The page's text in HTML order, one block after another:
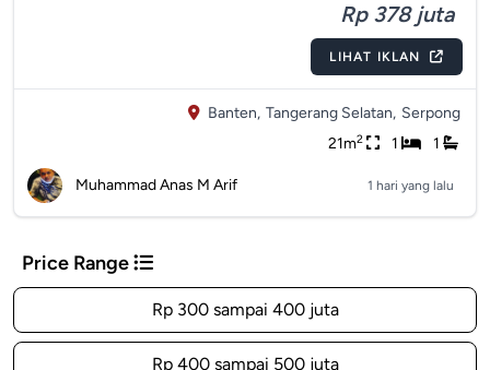
Rp 378 juta
LIHAT IKLAN
Banten, Tangerang Selatan, Serpong
21m2 1 1
Muhammad Anas M Arif 1 hari yang lalu
Price Range
Rp 300 sampai 400 juta
Rp 400 sampai 500 juta